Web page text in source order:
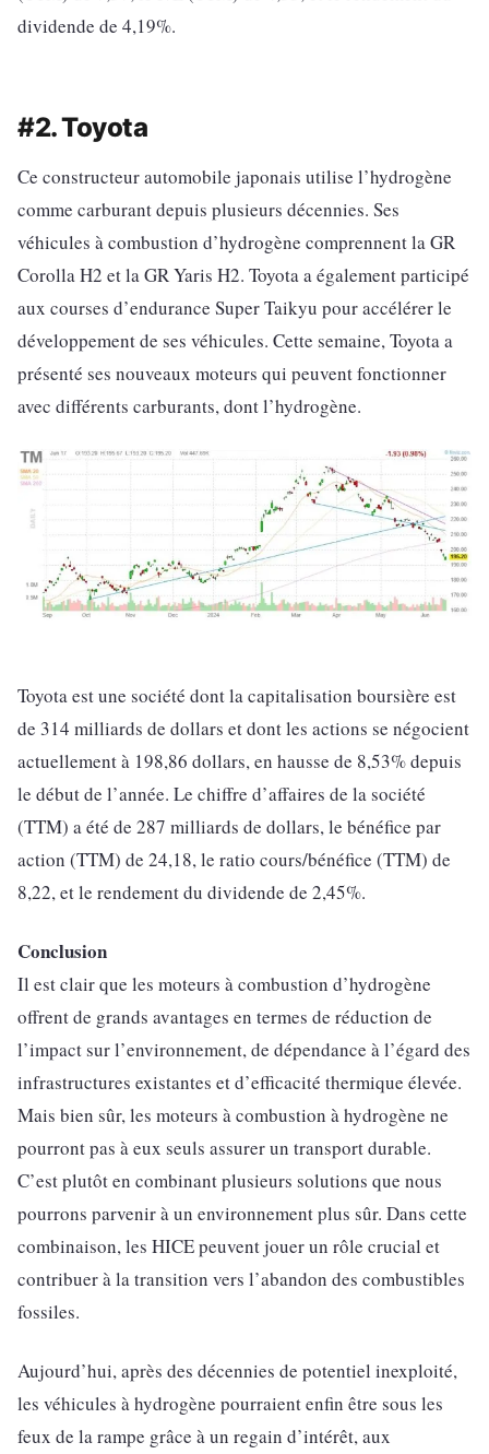
dividende de 4,19%.
#2. Toyota
Ce constructeur automobile japonais utilise l’hydrogène
comme carburant depuis plusieurs décennies. Ses
véhicules à combustion d’hydrogène comprennent la GR
Corolla H2 et la GR Yaris H2. Toyota a également participé
aux courses d’endurance Super Taikyu pour accélérer le
développement de ses véhicules. Cette semaine, Toyota a
présenté ses nouveaux moteurs qui peuvent fonctionner
avec différents carburants, dont l’hydrogène.
Toyota est une société dont la capitalisation boursière est
de 314 milliards de dollars et dont les actions se négocient
actuellement à 198,86 dollars, en hausse de 8,53% depuis
le début de l’année. Le chiffre d’affaires de la société
(TTM) a été de 287 milliards de dollars, le bénéfice par
action (TTM) de 24,18, le ratio cours/bénéfice (TTM) de
8,22, et le rendement du dividende de 2,45%.
Conclusion
Il est clair que les moteurs à combustion d’hydrogène
offrent de grands avantages en termes de réduction de
l’impact sur l’environnement, de dépendance à l’égard des
infrastructures existantes et d’efficacité thermique élevée.
Mais bien sûr, les moteurs à combustion à hydrogène ne
pourront pas à eux seuls assurer un transport durable.
C’est plutôt en combinant plusieurs solutions que nous
pourrons parvenir à un environnement plus sûr. Dans cette
combinaison, les HICE peuvent jouer un rôle crucial et
contribuer à la transition vers l’abandon des combustibles
fossiles.
Aujourd’hui, après des décennies de potentiel inexploité,
les véhicules à hydrogène pourraient enfin être sous les
feux de la rampe grâce à un regain d’intérêt, aux